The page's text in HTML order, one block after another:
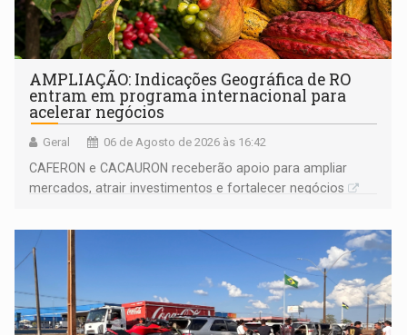
AMPLIAÇÃO: Indicações Geográfica de RO
entram em programa internacional para
acelerar negócios
Geral 06 de Agosto de 2026 às 16:42
CAFERON e CACAURON receberão apoio para ampliar
mercados, atrair investimentos e fortalecer negócios